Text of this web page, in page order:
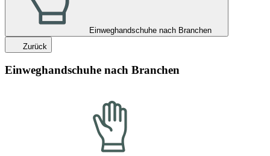
Einweghandschuhe nach Branchen
Zurück
Einweghandschuhe nach Branchen